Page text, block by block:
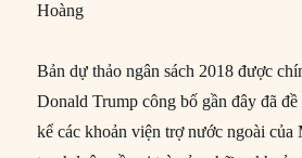
Hoàng
Bản dự thảo ngân sách 2018 được
Donald Trump công bố gần đây đã
kể các khoản viện trợ nước ngoài của